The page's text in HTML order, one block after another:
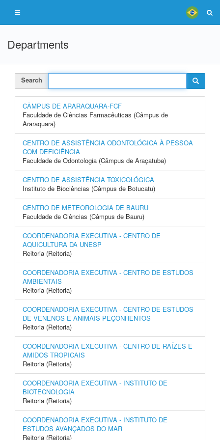
Departments
Search
CÂMPUS DE ARARAQUARA-FCF
Faculdade de Ciências Farmacêuticas (Câmpus de
Araraquara)
CENTRO DE ASSISTÊNCIA ODONTOLÓGICA À PESSOA
COM DEFICIÊNCIA
Faculdade de Odontologia (Câmpus de Araçatuba)
CENTRO DE ASSISTÊNCIA TOXICOLÓGICA
Instituto de Biociências (Câmpus de Botucatu)
CENTRO DE METEOROLOGIA DE BAURU
Faculdade de Ciências (Câmpus de Bauru)
COORDENADORIA EXECUTIVA - CENTRO DE
AQUICULTURA DA UNESP
Reitoria (Reitoria)
COORDENADORIA EXECUTIVA - CENTRO DE ESTUDOS
AMBIENTAIS
Reitoria (Reitoria)
COORDENADORIA EXECUTIVA - CENTRO DE ESTUDOS
DE VENENOS E ANIMAIS PEÇONHENTOS
Reitoria (Reitoria)
COORDENADORIA EXECUTIVA - CENTRO DE RAÍZES E
AMIDOS TROPICAIS
Reitoria (Reitoria)
COORDENADORIA EXECUTIVA - INSTITUTO DE
BIOTECNOLOGIA
Reitoria (Reitoria)
COORDENADORIA EXECUTIVA - INSTITUTO DE
ESTUDOS AVANÇADOS DO MAR
Reitoria (Reitoria)